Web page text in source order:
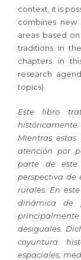
context, it is
combines new
areas based
traditions in
chapters in
research
topics).
Este libro
históricamente
Mientras
atención por
parte de
perspectiva de
rurales. En
dinámica de
desiguales.
coyuntura
espaciales,